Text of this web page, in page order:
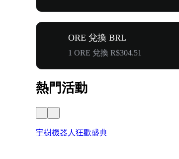
ORE 兌換 BRL
1 ORE 兌換 R$304.51
熱門活動
宇樹機器人狂歡盛典